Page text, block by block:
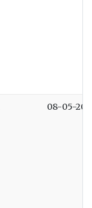
08-05-